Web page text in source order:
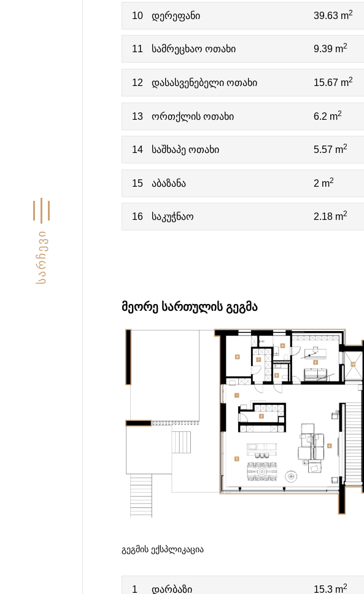
ᲡᲐᲠᲩᲔᲕᲘ
10 დერეფანი 39.63 m2
11 სამრეცხაო ოთახი 9.39 m2
12 დასასვენებელი ოთახი 15.67 m2
13 ორთქლის ოთახი 6.2 m2
14 საშხაპე ოთახი 5.57 m2
15 აბაზანა 2 m2
16 საკუჭნაო 2.18 m2
ᲛᲔᲝᲠᲔ ᲡᲐᲠᲗᲣᲚᲘᲡ ᲒᲔᲒᲛᲐ
ᲒᲔᲒᲛᲘᲡ ᲔᲥᲡᲞᲚᲘᲙᲐᲪᲘᲐ
1 დარბაზი 15.3 m2